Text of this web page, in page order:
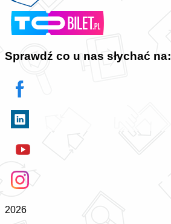
Sprawdź co u nas słychać na:
2026